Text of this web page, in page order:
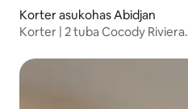
Korter asukohas Abidjan
Korter | 2 tuba Cocody Riviera.